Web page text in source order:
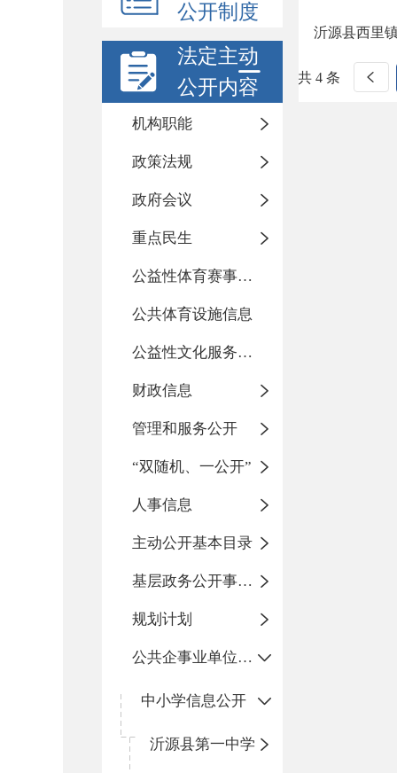
公开制度
法定主动
公开内容
机构职能
政策法规
政府会议
重点民生
公益性体育赛事活动
公共体育设施信息
公益性文化服务活动
财政信息
管理和服务公开
“双随机、一公开”
人事信息
主动公开基本目录
基层政务公开事项标准目录
规划计划
公共企事业单位信息公开
中小学信息公开
沂源县第一中学
沂源县西里
共 4 条